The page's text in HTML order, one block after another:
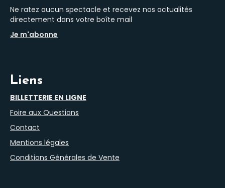
Ne ratez aucun spectacle et recevez nos actualités
directement dans votre boîte mail
Je m'abonne
Liens
BILLETTERIE EN LIGNE
Foire aux Questions
Contact
Mentions légales
Conditions Générales de Vente